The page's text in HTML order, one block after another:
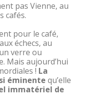
pas Vienne, au
cafés.
pour le café,
échecs, au
verre ou
Mais aujourd’hui
! La
éminente qu’elle
immatériel de